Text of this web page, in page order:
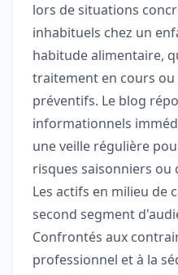
lors de situations
inhabituels chez un
habitude alimentaire,
traitement en cours ou
préventifs. Le blog
informationnels
une veille régulière
risques saisonniers
Les actifs en milieu de
second segment
Confrontés aux
professionnel et à la